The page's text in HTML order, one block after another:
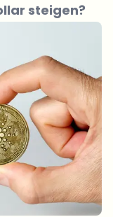
steigen?